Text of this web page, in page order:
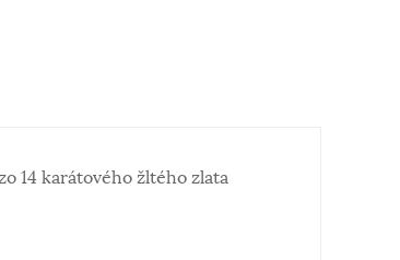
14 karátového žltého zlata